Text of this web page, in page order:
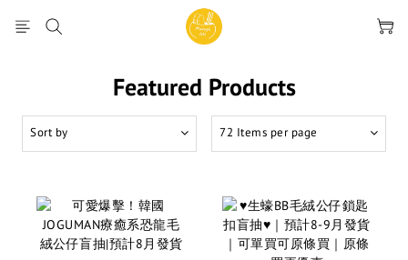
Featured Products
Sort by 72 Items per page